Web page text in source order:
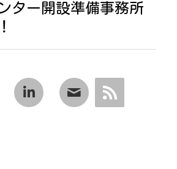
ター開設準備事務所